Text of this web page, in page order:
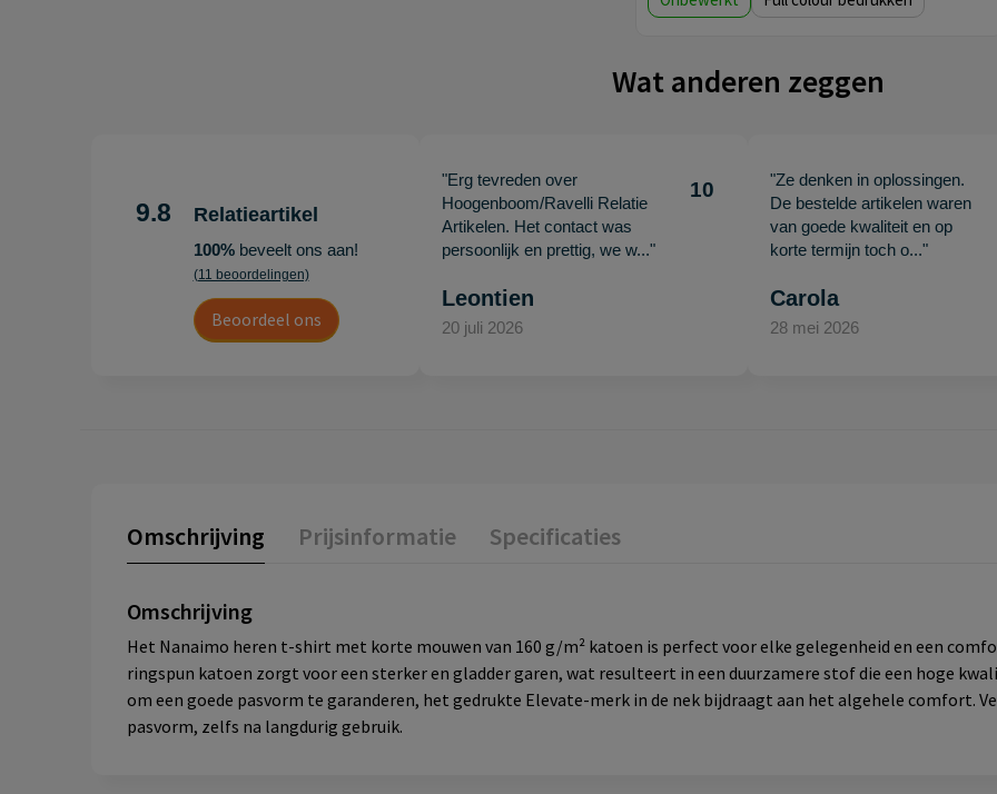
Wat anderen zeggen
9.8 Relatieartikel
100%beveelt ons aan!
(11 beoordelingen)
Beoordeel ons
"Erg tevreden over
Hoogenboom/Ravelli Relatie
Artikelen. Het contact was
persoonlijk en prettig, we w..."
10
Leontien
20 juli 2026
"Ze denken in oplossingen.
De bestelde artikelen waren
van goede kwaliteit en op
korte termijn toch o..."
Carola
28 mei 2026
Omschrijving Prijsinformatie Specificaties
Omschrijving
Het Nanaimo heren t-shirt met korte mouwen van 160 g/m² katoen is perfect voor elke gelegenheid en een
ringspun katoen zorgt voor een sterker en gladder garen, wat resulteert in een duurzamere stof die een hoge
om een goede pasvorm te garanderen, het gedrukte Elevate-merk in de nek bijdraagt aan het algehele comfort.
pasvorm, zelfs na langdurig gebruik.